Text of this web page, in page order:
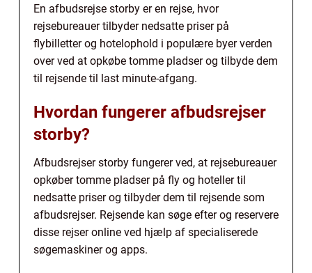
En afbudsrejse storby er en rejse, hvor
rejsebureauer tilbyder nedsatte priser på
flybilletter og hotelophold i populære byer verden
over ved at opkøbe tomme pladser og tilbyde dem
til rejsende til last minute-afgang.
Hvordan fungerer afbudsrejser
storby?
Afbudsrejser storby fungerer ved, at rejsebureauer
opkøber tomme pladser på fly og hoteller til
nedsatte priser og tilbyder dem til rejsende som
afbudsrejser. Rejsende kan søge efter og reservere
disse rejser online ved hjælp af specialiserede
søgemaskiner og apps.